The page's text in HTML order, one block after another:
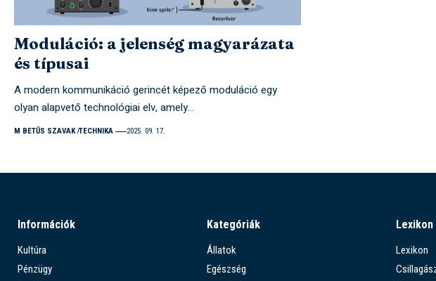
Moduláció: a jelenség magyarázata
és típusai
A modern kommunikáció gerincét képező moduláció egy
olyan alapvető technológiai elv, amely…
M BETŰS SZAVAK TECHNIKA 2025. 09. 17.
Információk
Kultúra
Pénzügy
Kategóriák
Állatok
Egészség
Lexikon
Lexikon